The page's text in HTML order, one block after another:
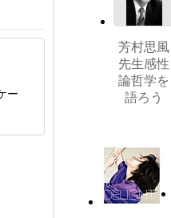
ー
芳村思風
先生感性
論哲学を
語ろう